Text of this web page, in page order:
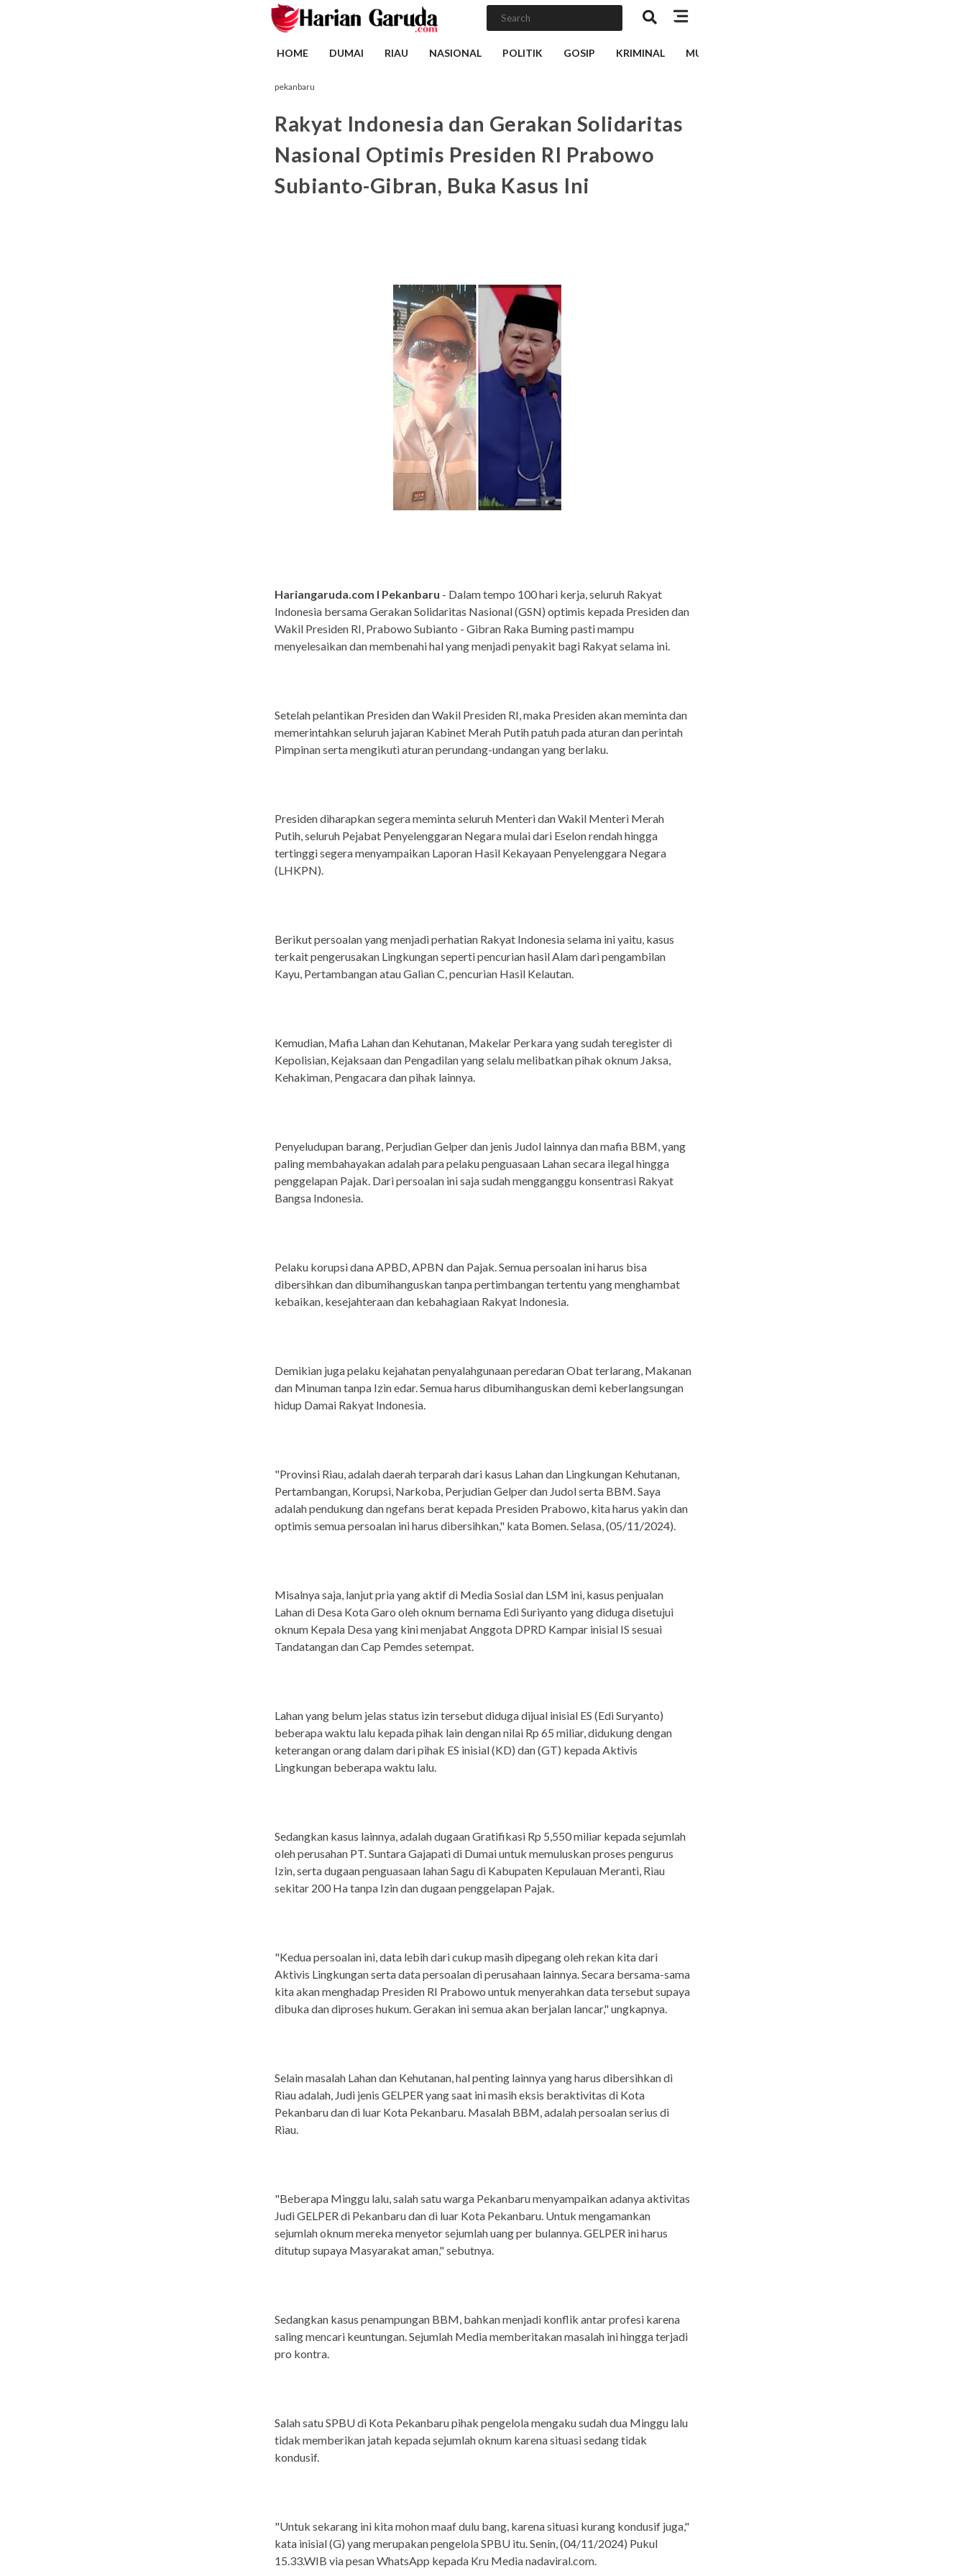
HOME DUMAI RIAU NASIONAL POLITIK GOSIP KRIMINAL MUSIK
pekanbaru
Rakyat Indonesia dan Gerakan Solidaritas
Nasional Optimis Presiden RI Prabowo
Subianto-Gibran, Buka Kasus Ini
Hariangaruda.com I Pekanbaru - Dalam tempo 100 hari kerja, seluruh Rakyat
Indonesia bersama Gerakan Solidaritas Nasional (GSN) optimis kepada Presiden dan
Wakil Presiden RI, Prabowo Subianto - Gibran Raka Buming pasti mampu
menyelesaikan dan membenahi hal yang menjadi penyakit bagi Rakyat selama ini.
Setelah pelantikan Presiden dan Wakil Presiden RI, maka Presiden akan meminta dan
memerintahkan seluruh jajaran Kabinet Merah Putih patuh pada aturan dan perintah
Pimpinan serta mengikuti aturan perundang-undangan yang berlaku.
Presiden diharapkan segera meminta seluruh Menteri dan Wakil Menteri Merah
Putih, seluruh Pejabat Penyelenggaran Negara mulai dari Eselon rendah hingga
tertinggi segera menyampaikan Laporan Hasil Kekayaan Penyelenggara Negara
(LHKPN).
Berikut persoalan yang menjadi perhatian Rakyat Indonesia selama ini yaitu, kasus
terkait pengerusakan Lingkungan seperti pencurian hasil Alam dari pengambilan
Kayu, Pertambangan atau Galian C, pencurian Hasil Kelautan.
Kemudian, Mafia Lahan dan Kehutanan, Makelar Perkara yang sudah teregister di
Kepolisian, Kejaksaan dan Pengadilan yang selalu melibatkan pihak oknum Jaksa,
Kehakiman, Pengacara dan pihak lainnya.
Penyeludupan barang, Perjudian Gelper dan jenis Judol lainnya dan mafia BBM, yang
paling membahayakan adalah para pelaku penguasaan Lahan secara ilegal hingga
penggelapan Pajak. Dari persoalan ini saja sudah mengganggu konsentrasi Rakyat
Bangsa Indonesia.
Pelaku korupsi dana APBD, APBN dan Pajak. Semua persoalan ini harus bisa
dibersihkan dan dibumihanguskan tanpa pertimbangan tertentu yang menghambat
kebaikan, kesejahteraan dan kebahagiaan Rakyat Indonesia.
Demikian juga pelaku kejahatan penyalahgunaan peredaran Obat terlarang, Makanan
dan Minuman tanpa Izin edar. Semua harus dibumihanguskan demi keberlangsungan
hidup Damai Rakyat Indonesia.
"Provinsi Riau, adalah daerah terparah dari kasus Lahan dan Lingkungan Kehutanan,
Pertambangan, Korupsi, Narkoba, Perjudian Gelper dan Judol serta BBM. Saya
adalah pendukung dan ngefans berat kepada Presiden Prabowo, kita harus yakin dan
optimis semua persoalan ini harus dibersihkan," kata Bomen. Selasa, (05/11/2024).
Misalnya saja, lanjut pria yang aktif di Media Sosial dan LSM ini, kasus penjualan
Lahan di Desa Kota Garo oleh oknum bernama Edi Suriyanto yang diduga disetujui
oknum Kepala Desa yang kini menjabat Anggota DPRD Kampar inisial IS sesuai
Tandatangan dan Cap Pemdes setempat.
Lahan yang belum jelas status izin tersebut diduga dijual inisial ES (Edi Suryanto)
beberapa waktu lalu kepada pihak lain dengan nilai Rp 65 miliar, didukung dengan
keterangan orang dalam dari pihak ES inisial (KD) dan (GT) kepada Aktivis
Lingkungan beberapa waktu lalu.
Sedangkan kasus lainnya, adalah dugaan Gratifikasi Rp 5,550 miliar kepada sejumlah
oleh perusahan PT. Suntara Gajapati di Dumai untuk memuluskan proses pengurus
Izin, serta dugaan penguasaan lahan Sagu di Kabupaten Kepulauan Meranti, Riau
sekitar 200 Ha tanpa Izin dan dugaan penggelapan Pajak.
"Kedua persoalan ini, data lebih dari cukup masih dipegang oleh rekan kita dari
Aktivis Lingkungan serta data persoalan di perusahaan lainnya. Secara bersama-sama
kita akan menghadap Presiden RI Prabowo untuk menyerahkan data tersebut supaya
dibuka dan diproses hukum. Gerakan ini semua akan berjalan lancar," ungkapnya.
Selain masalah Lahan dan Kehutanan, hal penting lainnya yang harus dibersihkan di
Riau adalah, Judi jenis GELPER yang saat ini masih eksis beraktivitas di Kota
Pekanbaru dan di luar Kota Pekanbaru. Masalah BBM, adalah persoalan serius di
Riau.
"Beberapa Minggu lalu, salah satu warga Pekanbaru menyampaikan adanya aktivitas
Judi GELPER di Pekanbaru dan di luar Kota Pekanbaru. Untuk mengamankan
sejumlah oknum mereka menyetor sejumlah uang per bulannya. GELPER ini harus
ditutup supaya Masyarakat aman," sebutnya.
Sedangkan kasus penampungan BBM, bahkan menjadi konflik antar profesi karena
saling mencari keuntungan. Sejumlah Media memberitakan masalah ini hingga terjadi
pro kontra.
Salah satu SPBU di Kota Pekanbaru pihak pengelola mengaku sudah dua Minggu lalu
tidak memberikan jatah kepada sejumlah oknum karena situasi sedang tidak
kondusif.
"Untuk sekarang ini kita mohon maaf dulu bang, karena situasi kurang kondusif juga,"
kata inisial (G) yang merupakan pengelola SPBU itu. Senin, (04/11/2024) Pukul
15.33.WIB via pesan WhatsApp kepada Kru Media nadaviral.com.